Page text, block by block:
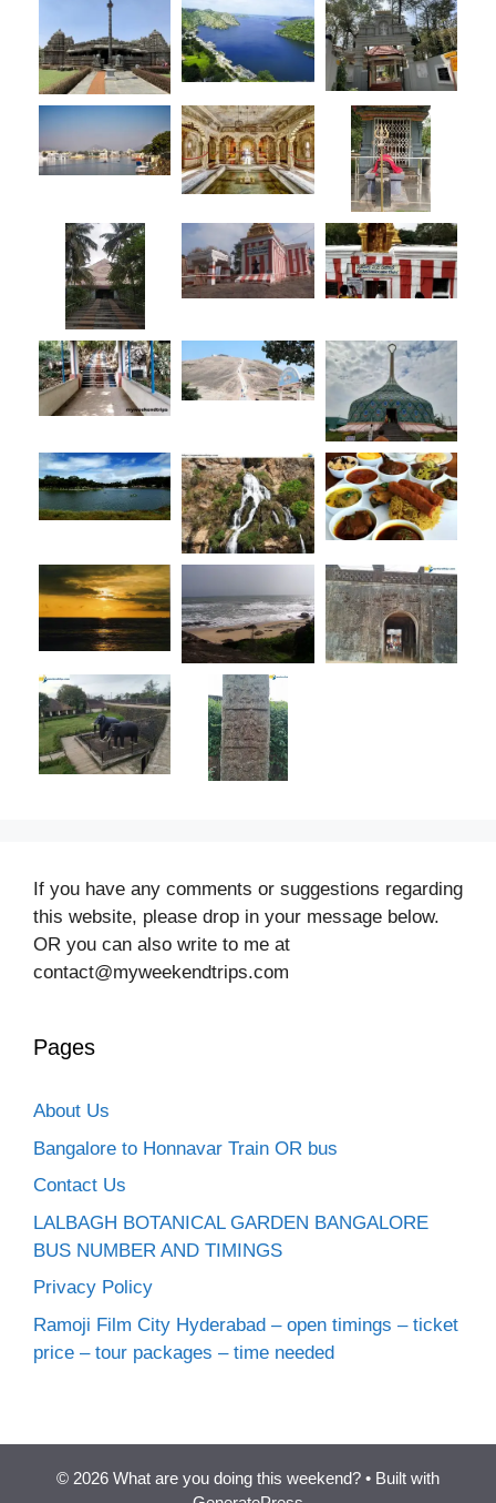
If you have any comments or suggestions regarding
this website, please drop in your message below.
OR you can also write to me at
contact@myweekendtrips.com
Pages
About Us
Bangalore to Honnavar Train OR bus
Contact Us
LALBAGH BOTANICAL GARDEN BANGALORE
BUS NUMBER AND TIMINGS
Privacy Policy
Ramoji Film City Hyderabad – open timings – ticket
price – tour packages – time needed
© 2026 What are you doing this weekend? • Built with